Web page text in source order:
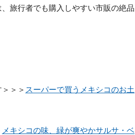
旅行者でも購入しやすい市販の絶品
＞＞ スーパーで買うメキシコのお土
メキシコの味、緑が爽やかサルサ・ベ